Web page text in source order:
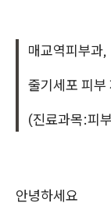
매교역피부과,
줄기세포 피부
(진료과목:피
안녕하세요